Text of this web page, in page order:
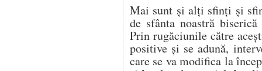
Mai sunt și alți sfinți și
de sfânta noastră
Prin rugăciunile către
positive și se adună,
care se va modifica la